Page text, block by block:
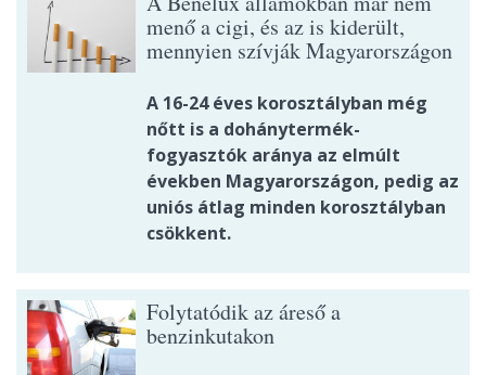
menő a cigi, és az is kiderült,
mennyien szívják Magyarországon
A 16-24 éves korosztályban még
nőtt is a dohánytermék-
fogyasztók aránya az elmúlt
években Magyarországon, pedig az
uniós átlag minden korosztályban
csökkent.
Folytatódik az áreső a
benzinkutakon